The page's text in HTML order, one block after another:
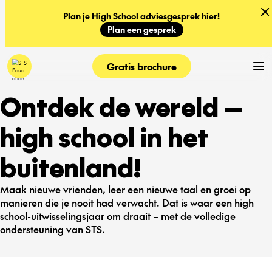
Plan je High School adviesgesprek hier!
Plan een gesprek
Gratis brochure
Ontdek de wereld —
high school in het
buitenland!
Maak nieuwe vrienden, leer een nieuwe taal en groei op
manieren die je nooit had verwacht. Dat is waar een high
school-uitwisselingsjaar om draait – met de volledige
ondersteuning van STS.